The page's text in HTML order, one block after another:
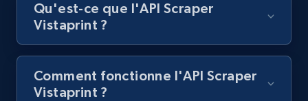
Best Buy products - Collect data on
products using specified keywords
URL, Product id, Title, Images, Final price,
Currency, Discount, Initial price, and more.
Qu'est-ce que l'API Scraper
Vistaprint ?
Comment fonctionne l'API Scraper
Vistaprint ?